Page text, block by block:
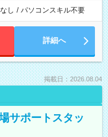
し / パソコンスキル不要
詳細へ
掲載日：2026.08.04
サポートスタッ